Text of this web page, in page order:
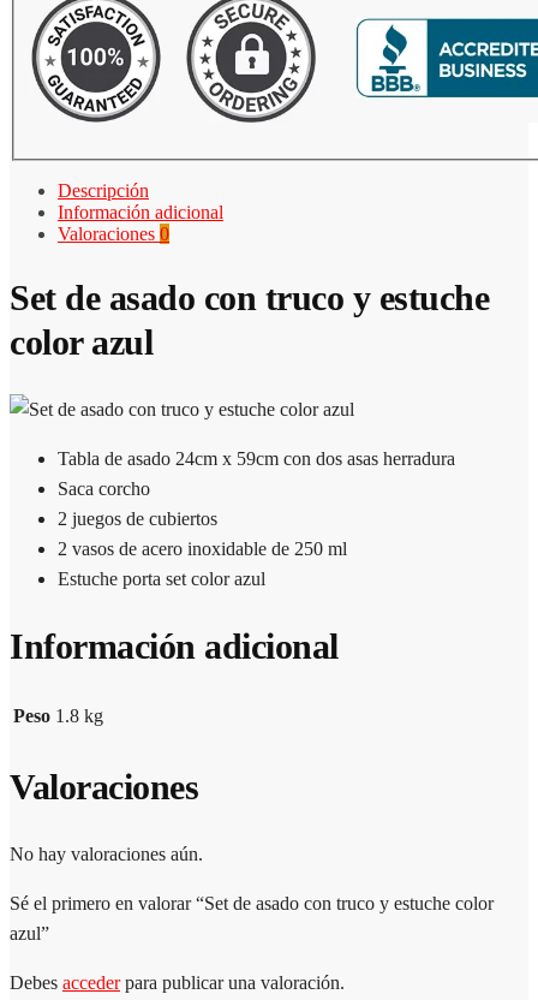
Descripción
Información adicional
Valoraciones 0
Set de asado con truco y estuche
color azul
Tabla de asado 24cm x 59cm con dos asas herradura
Saca corcho
2 juegos de cubiertos
2 vasos de acero inoxidable de 250 ml
Estuche porta set color azul
Información adicional
Peso 1.8 kg
Valoraciones
No hay valoraciones aún.
Sé el primero en valorar “Set de asado con truco y estuche color
azul”
Debes accederpara publicar una valoración.